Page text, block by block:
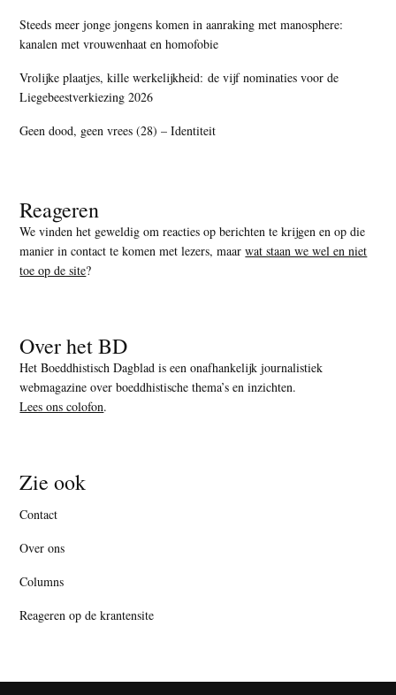
Steeds meer jonge jongens komen in aanraking met manosphere:
kanalen met vrouwenhaat en homofobie
Vrolijke plaatjes, kille werkelijkheid: de vijf nominaties voor de
Liegebeestverkiezing 2026
Geen dood, geen vrees (28) – Identiteit
Reageren
We vinden het geweldig om reacties op berichten te krijgen en op die
manier in contact te komen met lezers, maarwat staan we wel en niet
toe op de site?
Over het BD
Het Boeddhistisch Dagblad is een onafhankelijk journalistiek
webmagazine over boeddhistische thema’s en inzichten.
Lees ons colofon.
Zie ook
Contact
Over ons
Columns
Reageren op de krantensite